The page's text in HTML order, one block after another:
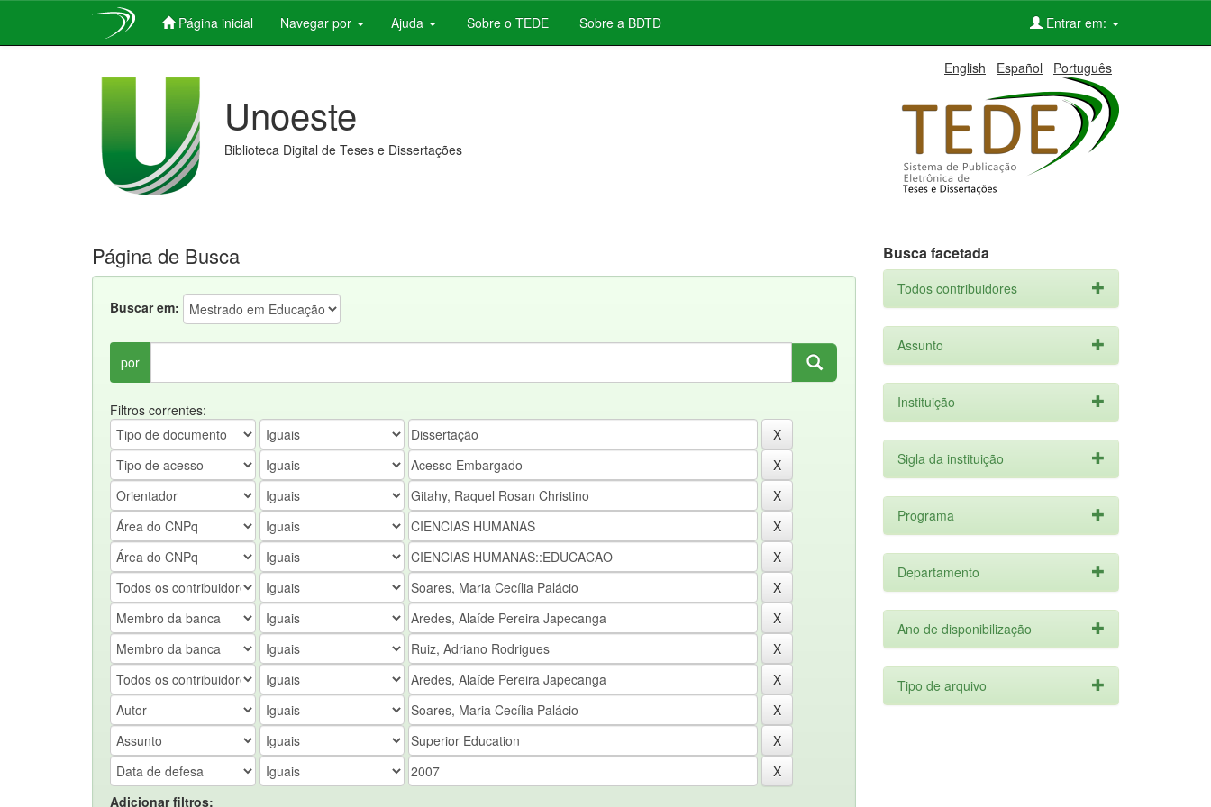
Página inicial Navegar por Ajuda Sobre o TEDE Sobre a BDTD Entrar em:
English Español Português
Unoeste
Biblioteca Digital de Teses e Dissertações
Página de Busca
Buscar em:
por
Filtros correntes:
Adicionar filtros:
Busca facetada
Todos contribuidores
Assunto
Instituição
Sigla da instituição
Programa
Departamento
Ano de disponibilização
Tipo de arquivo